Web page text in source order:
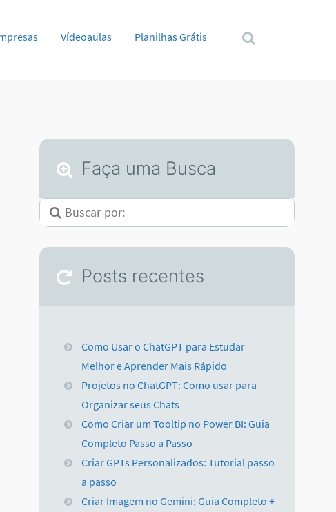
Vídeoaulas Planilhas Grátis
Faça uma Busca
Posts recentes
Como Usar o ChatGPT para Estudar
Melhor e Aprender Mais Rápido
Projetos no ChatGPT: Como usar para
Organizar seus Chats
Como Criar um Tooltip no Power BI: Guia
Completo Passo a Passo
Criar GPTs Personalizados: Tutorial passo
a passo
Criar Imagem no Gemini: Guia Completo +